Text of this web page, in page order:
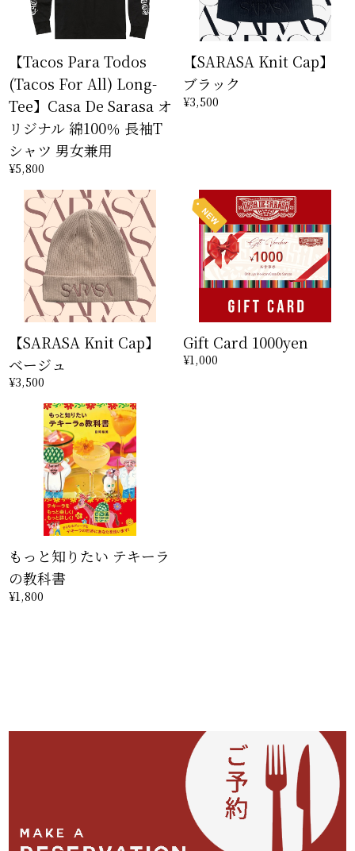
【Tacos Para Todos
(Tacos For All) Long-
Tee】Casa De Sarasa オ
リジナル 綿100％ 長袖T
シャツ 男女兼用
¥5,800
【SARASA Knit Cap】
ブラック
¥3,500
【SARASA Knit Cap】
ベージュ
¥3,500
Gift Card 1000yen
¥1,000
もっと知りたい テキーラ
の教科書
¥1,800